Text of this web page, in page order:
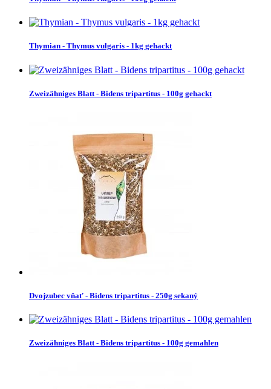
Thymian - Thymus vulgaris - 1kg gehackt
Zweizähniges Blatt - Bidens tripartitus - 100g gehackt
Dvojzubec vňať - Bidens tripartitus - 250g sekaný
Zweizähniges Blatt - Bidens tripartitus - 100g gemahlen